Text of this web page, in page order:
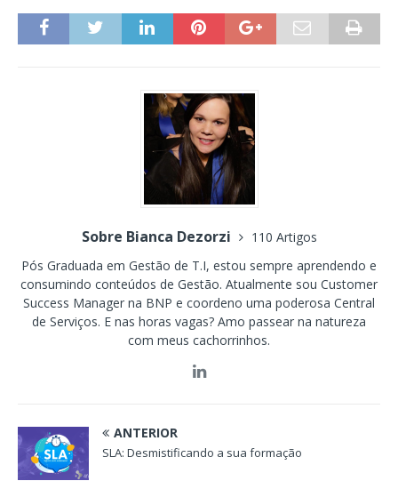
Sobre Bianca Dezorzi
110 Artigos
Pós Graduada em Gestão de T.I, estou sempre aprendendo e
consumindo conteúdos de Gestão. Atualmente sou Customer
Success Manager na BNP e coordeno uma poderosa Central
de Serviços. E nas horas vagas? Amo passear na natureza
com meus cachorrinhos.
ANTERIOR
SLA: Desmistificando a sua formação